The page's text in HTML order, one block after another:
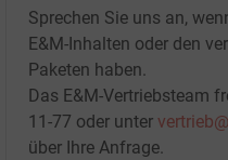
Sprechen Sie uns an,
E&M-Inhalten oder den
Paketen haben.
Das E&M-Vertriebsteam
11-77 oder unter
über Ihre Anfrage.